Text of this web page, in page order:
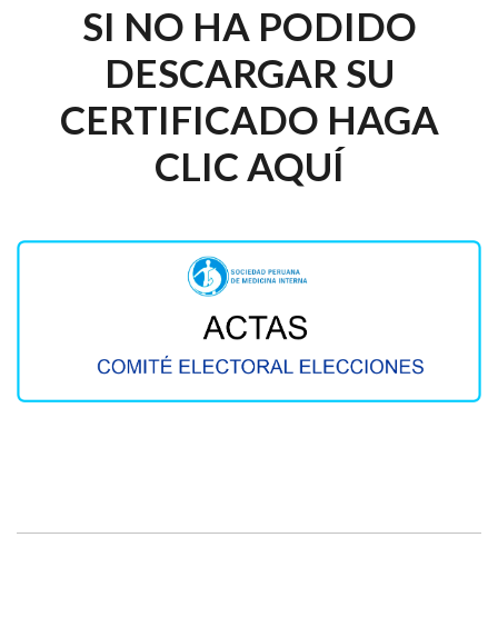
SI NO HA PODIDO
DESCARGAR SU
CERTIFICADO HAGA
CLIC AQUÍ